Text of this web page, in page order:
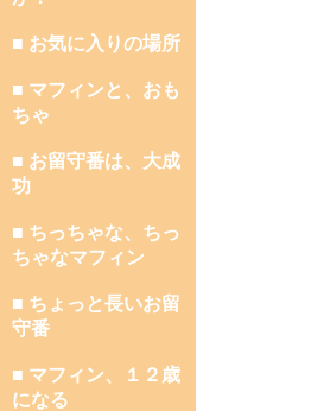
■ お気に入りの場所
■ マフィンと、おも
ちゃ
■ お留守番は、大成
功
■ ちっちゃな、ちっ
ちゃなマフィン
■ ちょっと長いお留
守番
■ マフィン、１２歳
になる